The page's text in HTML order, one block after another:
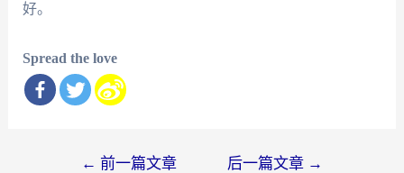
好。
Spread the love
← 前一篇文章 后一篇文章 →